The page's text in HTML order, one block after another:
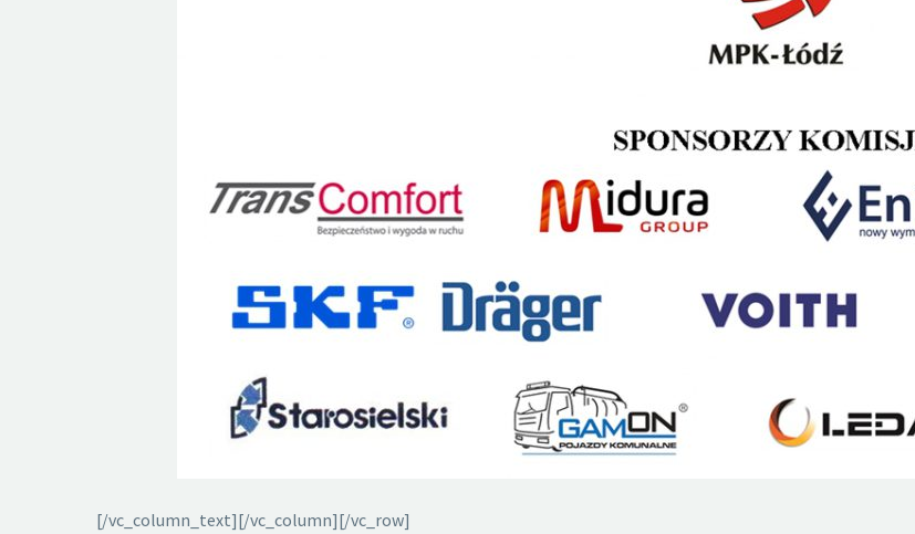
[/vc_column_text][/vc_column][/vc_row]